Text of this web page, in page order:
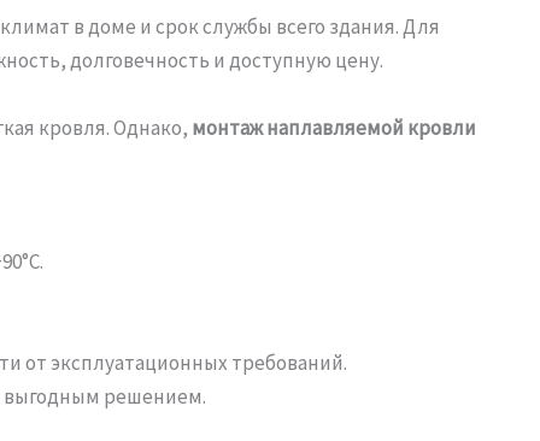
в доме и срок службы всего здания. Для
долговечность и доступную цену.
кровля. Однако, монтаж наплавляемой кровли
от эксплуатационных требований.
выгодным решением.